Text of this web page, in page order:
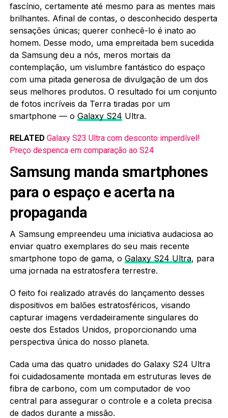
fascínio, certamente até mesmo para as mentes mais
brilhantes. Afinal de contas, o desconhecido desperta
sensações únicas; querer conhecê-lo é inato ao
homem. Desse modo, uma empreitada bem sucedida
da Samsung deu a nós, meros mortais da
contemplação, um vislumbre fantástico do espaço
com uma pitada generosa de divulgação de um dos
seus melhores produtos. O resultado foi um conjunto
de fotos incríveis da Terra tiradas por um
smartphone — o Galaxy S24 Ultra.
RELATED Galaxy S23 Ultra com desconto imperdível!
Preço despenca em comparação ao S24
Samsung manda smartphones
para o espaço e acerta na
propaganda
A Samsung empreendeu uma iniciativa audaciosa ao
enviar quatro exemplares do seu mais recente
smartphone topo de gama, o Galaxy S24 Ultra, para
uma jornada na estratosfera terrestre.
O feito foi realizado através do lançamento desses
dispositivos em balões estratosféricos, visando
capturar imagens verdadeiramente singulares do
oeste dos Estados Unidos, proporcionando uma
perspectiva única do nosso planeta.
Cada uma das quatro unidades do Galaxy S24 Ultra
foi cuidadosamente montada em estruturas leves de
fibra de carbono, com um computador de voo
central para assegurar o controle e a coleta precisa
de dados durante a missão.